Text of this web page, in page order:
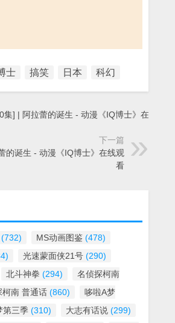
士 搞笑 日本 科幻
集] | 阿拉蕾的诞生 - 动漫《IQ博士》在线观
下一篇
的诞生 - 动漫《IQ博士》在线观
看
(732) MS动画图鉴 (478)
光速蒙面侠21号 (290)
北斗神拳 (294)
名侦探柯南
柯南 普通话 (860)
哆啦A梦
第三季 (310) 大志有话说 (299)